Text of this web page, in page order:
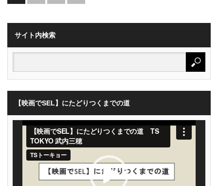
サイト内検索
【映画でSEL】にたどりつくまでの道